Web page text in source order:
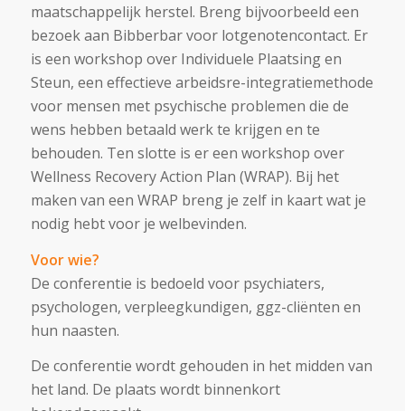
maatschappelijk herstel. Breng bijvoorbeeld een
bezoek aan Bibberbar voor lotgenotencontact. Er
is een workshop over Individuele Plaatsing en
Steun, een effectieve arbeidsre-integratiemethode
voor mensen met psychische problemen die de
wens hebben betaald werk te krijgen en te
behouden. Ten slotte is er een workshop over
Wellness Recovery Action Plan (WRAP). Bij het
maken van een WRAP breng je zelf in kaart wat je
nodig hebt voor je welbevinden.
Voor wie?
De conferentie is bedoeld voor psychiaters,
psychologen, verpleegkundigen, ggz-cliënten en
hun naasten.
De conferentie wordt gehouden in het midden van
het land. De plaats wordt binnenkort